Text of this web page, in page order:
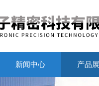
新闻中心 产品